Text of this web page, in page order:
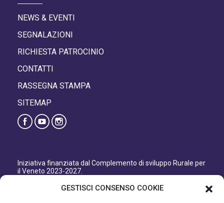
GESTISCI CONSENSO COOKIE
NEWS & EVENTI
SEGNALAZIONI
RICHIESTA PATROCINIO
CONTATTI
RASSEGNA STAMPA
SITEMAP
Iniziativa finanziata dal Complemento di sviluppo Rurale per
il Veneto 2023-2027.